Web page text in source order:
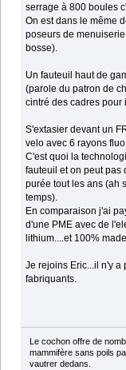
serrage à 800 boules
On est dans le même
poseurs de
bosse).
Un fauteuil haut de
(parole du patron de
cintré des cadres pour
S'extasier devant un
velo avec 6 rayons
C'est quoi la
fauteuil et on peut pas
purée tout les ans (ah
temps).
En comparaison j'ai
d'une PME avec de
lithium....et 100%
Je rejoins Eric...il n'y a
fabriquants.
Le cochon offre de
mammifère sans poils
vautrer dedans.